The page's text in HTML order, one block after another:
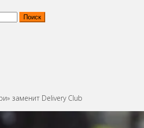
заменит Delivery Club